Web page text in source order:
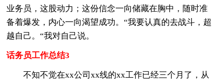
业务员，这股动力；这份信念一向储藏在胸中，随时准
备着爆发，内心一向渴望成功。“我要认真的去战斗，超
越自己。“我对自己说。
话务员工作总结3
不知不觉在xx公司xx线的xx工作已经三个月了，从